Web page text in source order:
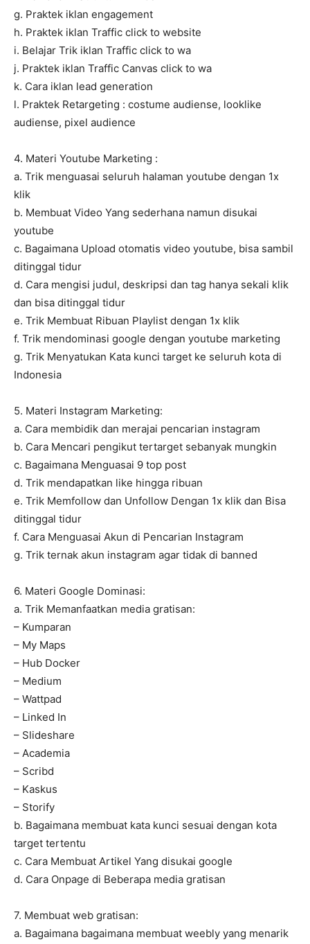
g. Praktek iklan engagement
h. Praktek iklan Traffic click to website
i. Belajar Trik iklan Traffic click to wa
j. Praktek iklan Traffic Canvas click to wa
k. Cara iklan lead generation
l. Praktek Retargeting : costume audiense, looklike
audiense, pixel audience
4. Materi Youtube Marketing :
a. Trik menguasai seluruh halaman youtube dengan 1x
klik
b. Membuat Video Yang sederhana namun disukai
youtube
c. Bagaimana Upload otomatis video youtube, bisa sambil
ditinggal tidur
d. Cara mengisi judul, deskripsi dan tag hanya sekali klik
dan bisa ditinggal tidur
e. Trik Membuat Ribuan Playlist dengan 1x klik
f. Trik mendominasi google dengan youtube marketing
g. Trik Menyatukan Kata kunci target ke seluruh kota di
Indonesia
5. Materi Instagram Marketing:
a. Cara membidik dan merajai pencarian instagram
b. Cara Mencari pengikut tertarget sebanyak mungkin
c. Bagaimana Menguasai 9 top post
d. Trik mendapatkan like hingga ribuan
e. Trik Memfollow dan Unfollow Dengan 1x klik dan Bisa
ditinggal tidur
f. Cara Menguasai Akun di Pencarian Instagram
g. Trik ternak akun instagram agar tidak di banned
6. Materi Google Dominasi:
a. Trik Memanfaatkan media gratisan:
– Kumparan
– My Maps
– Hub Docker
– Medium
– Wattpad
– Linked In
– Slideshare
– Academia
– Scribd
– Kaskus
– Storify
b. Bagaimana membuat kata kunci sesuai dengan kota
target tertentu
c. Cara Membuat Artikel Yang disukai google
d. Cara Onpage di Beberapa media gratisan
7. Membuat web gratisan:
a. Bagaimana bagaimana membuat weebly yang menarik